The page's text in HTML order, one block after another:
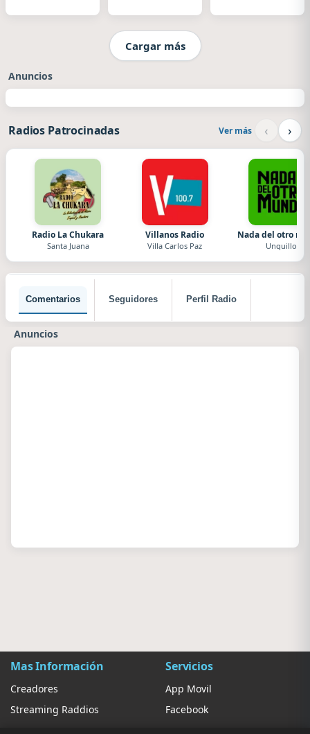
Cargar más
Anuncios
Radios Patrocinadas Ver más ‹ ›
Radio La Chukara
Santa Juana
Villanos Radio
Villa Carlos Paz
Nada del otro
Unquillo
Comentarios Seguidores Perfil Radio
Anuncios
Mas Información
Creadores
Streaming Raddios
Servicios
App Movil
Facebook